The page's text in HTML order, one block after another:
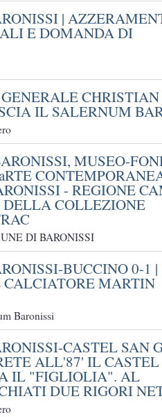
|
E DOMANDA DI
CHRISTIAN
IL SALERNUM
MUSEO-
- REGIONE
DELLA COLLEZIONE
DI BARONISSI
BUCCINO 0-1 |
MARTIN
Baronissi
CASTEL SAN
ALL'87' IL
IL "FIGLIOLIA". AL
DUE RIGORI